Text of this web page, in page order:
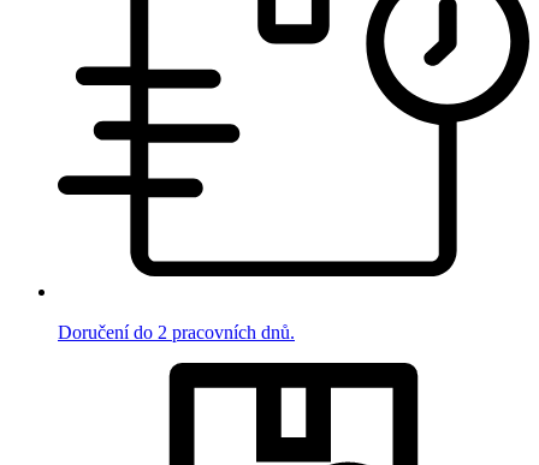
Doručení do 2 pracovních dnů.